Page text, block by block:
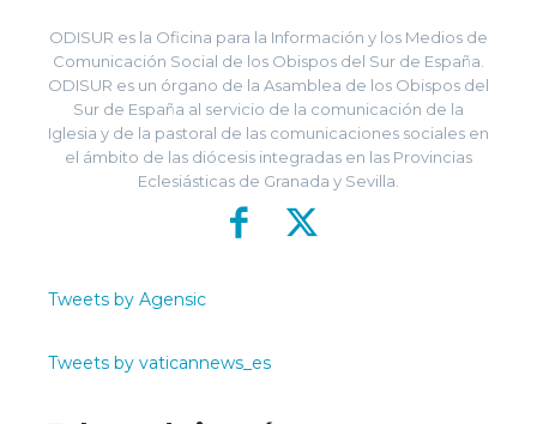
ODISUR es la Oficina para la Información y los Medios de
Comunicación Social de los Obispos del Sur de España.
ODISUR es un órgano de la Asamblea de los Obispos del
Sur de España al servicio de la comunicación de la
Iglesia y de la pastoral de las comunicaciones sociales en
el ámbito de las diócesis integradas en las Provincias
Eclesiásticas de Granada y Sevilla.
Tweets by Agensic
Tweets by vaticannews_es